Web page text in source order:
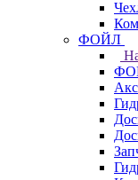
ФОЙЛ